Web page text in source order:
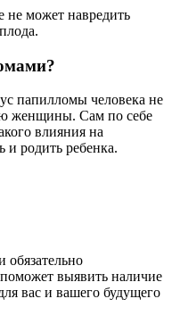
не может навредить
папилломы человека не
женщины. Сам по себе
влияния на
и родить ребенка.
обязательно
выявить наличие
вас и вашего будущего